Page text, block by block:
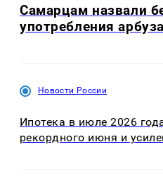
Самарцам назвали
употребления
Новости России
Ипотека в июле 2026
рекордного июня и